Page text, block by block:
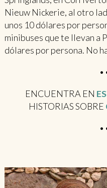
Nieuw Nickerie, al otro
unos 10 dólares por
minibuses que te llevan a
dólares por persona. No
ENCUENTRA EN
HISTORIAS SOBRE